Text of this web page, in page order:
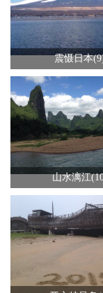
震慑日本
山水漓江